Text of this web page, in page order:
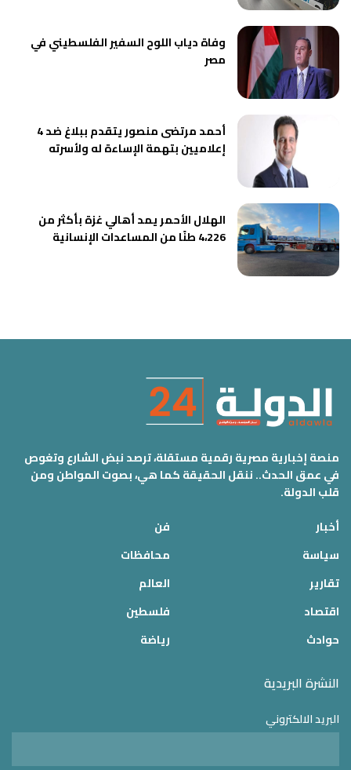
وفاة دياب اللوح السفير الفلسطيني في
مصر
أحمد مرتضى منصور يتقدم ببلاغ ضد 4
إعلاميين بتهمة الإساءة له ولأسرته
الهلال الأحمر يمد أهالي غزة بأكثر من
4،226 طنًا من المساعدات الإنسانية
منصة إخبارية مصرية رقمية مستقلة، ترصد نبض الشارع وتغوص
في عمق الحدث.. ننقل الحقيقة كما هي، بصوت المواطن ومن
قلب الدولة.
أخبار
سياسة
تقارير
اقتصاد
حوادث
فن
محافظات
العالم
فلسطين
رياضة
النشرة البريدية
البريد الالكتروني